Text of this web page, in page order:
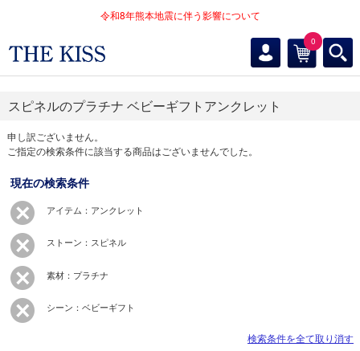
令和8年熊本地震に伴う影響について
0
スピネルのプラチナ ベビーギフトアンクレット
申し訳ございません。
ご指定の検索条件に該当する商品はございませんでした。
現在の検索条件
アイテム：アンクレット
ストーン：スピネル
素材：プラチナ
シーン：ベビーギフト
検索条件を全て取り消す